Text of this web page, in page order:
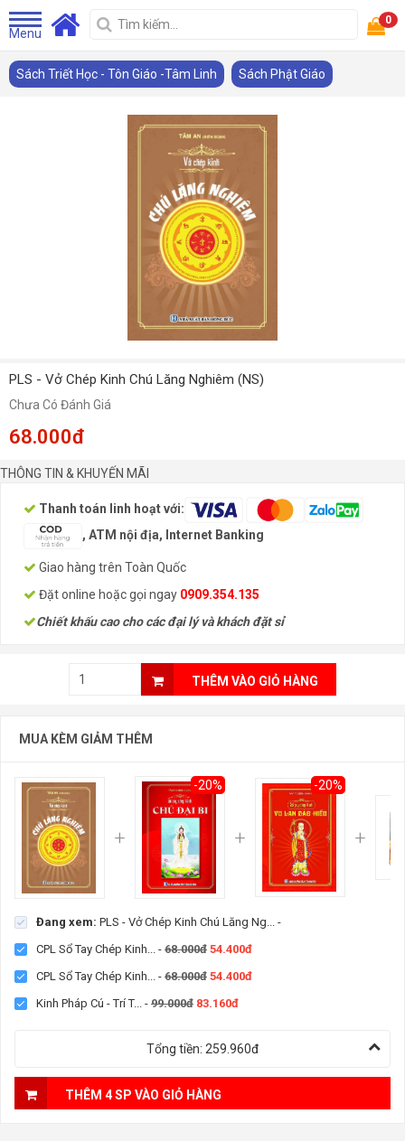
Menu
0
Sách Triết Học - Tôn Giáo -Tâm Linh Sách Phật Giáo
PLS - Vở Chép Kinh Chú Lăng Nghiêm (NS)
Chưa Có Đánh Giá
68.000đ
THÔNG TIN & KHUYẾN MÃI
Thanh toán linh hoạt với:
, ATM nội địa, Internet Banking
Giao hàng trên Toàn Quốc
Đặt online hoặc gọi ngay 0909.354.135
Chiết khấu cao cho các đại lý và khách đặt sỉ
THÊM VÀO GIỎ HÀNG
MUA KÈM GIẢM THÊM
-20% -20%
Đang xem: PLS - Vở Chép Kinh Chú Lăng Ng... -
CPL Sổ Tay Chép Kinh... - 68.000đ 54.400đ
CPL Sổ Tay Chép Kinh... - 68.000đ 54.400đ
Kinh Pháp Cú - Trí T... - 99.000đ 83.160đ
Tổng tiền: 259.960đ
THÊM 4 SP VÀO GIỎ HÀNG